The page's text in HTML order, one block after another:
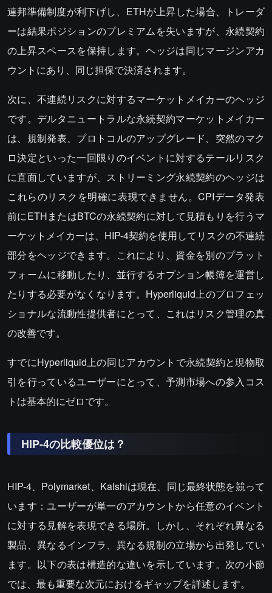
連邦準備制度が利下げし、ETHが上昇した場合、トレーダ
ーは結果ポジションのプレミアムを失いますが、永続契約
の上昇スペースを保持します。ヘッジは同じマージンアカ
ウントにあり、同じ担保で決済されます。
次に、不連続リスクに対するマーケットメイカーのヘッジ
です。デルタニュートラルな永続契約マーケットメイカー
は、規制発表、プロトコルのアップグレード、突然のマク
ロ決定といった一回限りのイベントに対するテールリスク
に直面していますが、ストリーミング永続契約のヘッジは
これらのリスクを明確に表現できません。CPIデータ発表
前にETHまたはBTCの永続契約に対して見積もりを行うマ
ーケットメイカーは、HIP-4契約を使用してリスクの不連続
部分をヘッジできます。これにより、資金を別のプラット
フォームに移動したり、並行するオプション帳簿を運営し
たりする必要がなくなります。Hyperliquid上のプロフェッ
ショナルな流動性提供者にとって、これはリスク管理の真
の改善です。
すでにHyperliquid上の同じアカウントで永続契約と現物取
引を行っているユーザーにとって、予測市場への参入コス
トは基本的にゼロです。
HIP-4の比較優位は？
HIP-4、Polymarket、Kalshiは現在、同じ最終状態を競って
います：ユーザーが単一のアカウントから任意のイベント
に対する見解を表現できる場所。しかし、それぞれ異なる
製品、異なるインフラ、異なる規制の立場から出発してい
ます。以下の表は構造的な違いを示しています。次の小節
では、最も重要な次元におけるギャップを詳述します。